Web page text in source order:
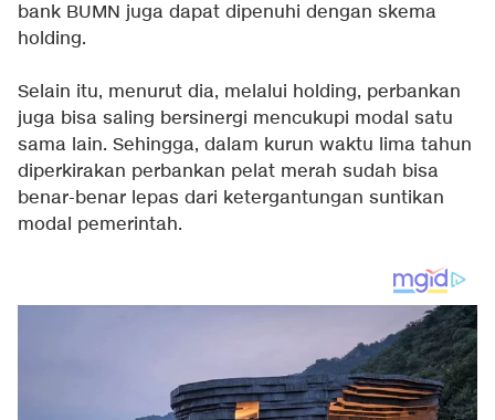
bank BUMN juga dapat dipenuhi dengan skema
holding.
Selain itu, menurut dia, melalui holding, perbankan
juga bisa saling bersinergi mencukupi modal satu
sama lain. Sehingga, dalam kurun waktu lima tahun
diperkirakan perbankan pelat merah sudah bisa
benar-benar lepas dari ketergantungan suntikan
modal pemerintah.